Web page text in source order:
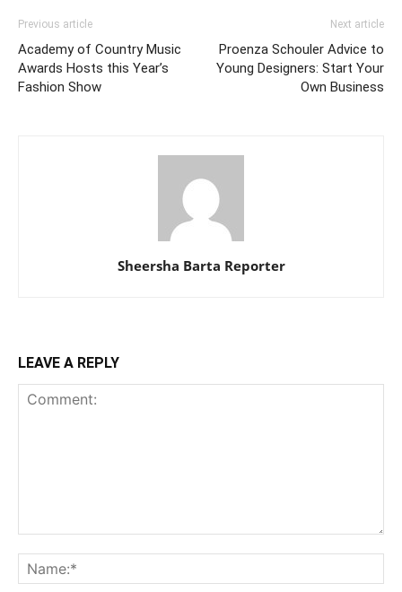
Previous article
Academy of Country Music
Awards Hosts this Year’s
Fashion Show
Next article
Proenza Schouler Advice to
Young Designers: Start Your
Own Business
Sheersha Barta Reporter
LEAVE A REPLY